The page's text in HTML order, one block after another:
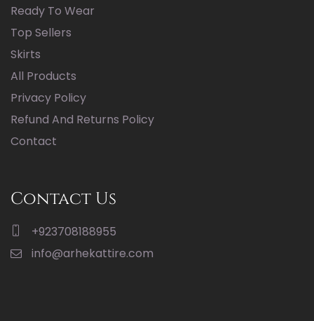
Ready To Wear
Top Sellers
Skirts
All Products
Privacy Policy
Refund And Returns Policy
Contact
Contact Us
+923708188955
info@arhekattire.com